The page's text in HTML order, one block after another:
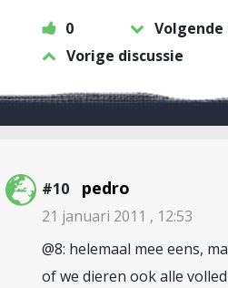
0
Volgende
Vorige discussie
#10 pedro
21 januari 2011 , 12:53
@8: helemaal mee eens,
of we dieren ook alle